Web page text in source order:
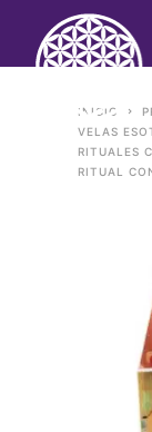
INICIO
VELAS
RITUALES
RITUAL